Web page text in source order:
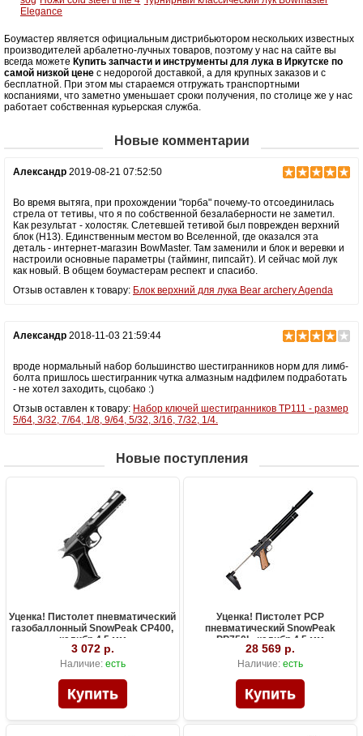
Elegance
Боумастер является официальным дистрибьютором нескольких известных
производителей арбалетно-лучных товаров, поэтому у нас на сайте вы
всегда можете Купить запчасти и инструменты для лука в Иркутске по
самой низкой цене с недорогой доставкой, а для крупных заказов и с
бесплатной. При этом мы стараемся отгружать транспортными
коспаниями, что заметно уменьшает сроки получения, по столице же у нас
работает собственная курьерская служба.
Новые комментарии
Александр 2019-08-21 07:52:50
Во время вытяга, при прохождении "горба" почему-то отсоединилась
стрела от тетивы, что я по собственной безалаберности не заметил.
Как результат - холостяк. Слетевшей тетивой был поврежден верхний
блок (H13). Единственным местом во Вселенной, где оказался эта
деталь - интернет-магазин BowMaster. Там заменили и блок и веревки и
настроили основные параметры (тайминг, пипсайт). И сейчас мой лук
как новый. В общем боумастерам респект и спасибо.
Отзыв оставлен к товару: Блок верхний для лука Bear archery Agenda
Александр 2018-11-03 21:59:44
вроде нормальный набор большинство шестигранников норм для лимб-
болта пришлось шестигранник чутка алмазным надфилем подработать
- не хотел заходить, сцобако :)
Отзыв оставлен к товару: Набор ключей шестигранников TP111 - размер
5/64, 3/32, 7/64, 1/8, 9/64, 5/32, 3/16, 7/32, 1/4.
Новые поступления
Уценка! Пистолет пневматический
газобаллонный SnowPeak CP400,
калибр 4.5 мм
3 072 р.
Наличие: есть
Уценка! Пистолет PCP
пневматический SnowPeak
PP750L, калибр 4.5 мм
28 569 р.
Наличие: есть